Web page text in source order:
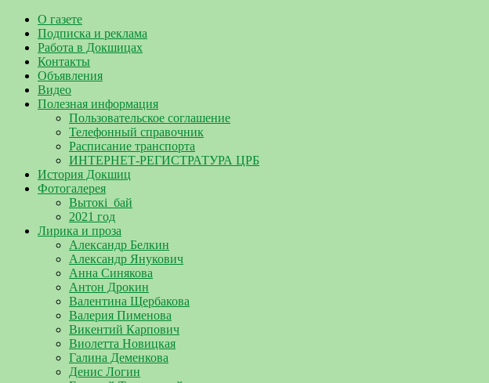
О газете
Подписка и реклама
Работа в Докшицах
Контакты
Объявления
Видео
Полезная информация
Пользовательское соглашение
Телефонный справочник
Расписание транспорта
ИНТЕРНЕТ-РЕГИСТРАТУРА ЦРБ
История Докшиц
Фотогалерея
Вытокі_бай
2021 год
Лирика и проза
Александр Белкин
Александр Янукович
Анна Синякова
Антон Дрокин
Валентина Щербакова
Валерия Пименова
Викентий Карпович
Виолетта Новицкая
Галина Деменкова
Денис Логин